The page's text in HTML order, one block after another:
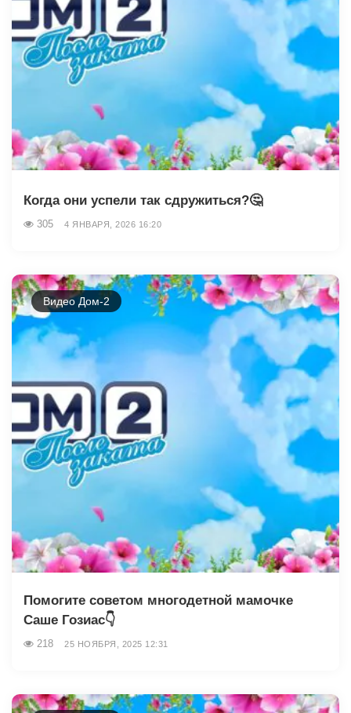
Когда они успели так сдружиться?🤔
305 4 ЯНВАРЯ, 2026 16:20
Видео Дом-2
Помогите советом многодетной мамочке
Саше Гозиас👇
218 25 НОЯБРЯ, 2025 12:31